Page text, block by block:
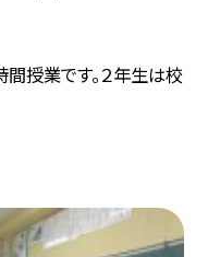
授業です。２年生は校